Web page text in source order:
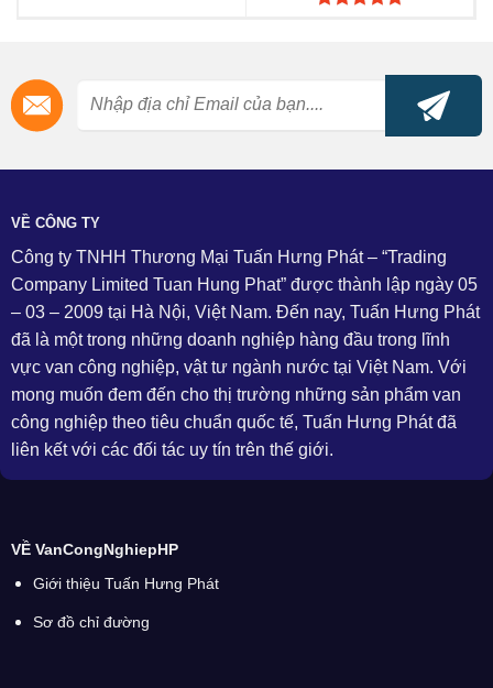
VỀ CÔNG TY
Công ty TNHH Thương Mại Tuấn Hưng Phát – “Trading
Company Limited Tuan Hung Phat” được thành lập ngày 05
– 03 – 2009 tại Hà Nội, Việt Nam. Đến nay, Tuấn Hưng Phát
đã là một trong những doanh nghiệp hàng đầu trong lĩnh
vực van công nghiệp, vật tư ngành nước tại Việt Nam. Với
mong muốn đem đến cho thị trường những sản phẩm van
công nghiệp theo tiêu chuẩn quốc tế, Tuấn Hưng Phát đã
liên kết với các đối tác uy tín trên thế giới.
VỀ VanCongNghiepHP
Giới thiệu Tuấn Hưng Phát
Sơ đồ chỉ đường